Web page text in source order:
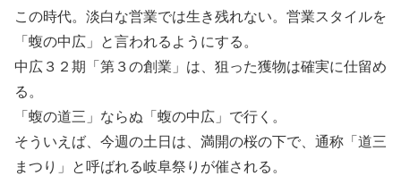
この時代。淡白な営業では生き残れない。営業スタイルを
「蝮の中広」と言われるようにする。
中広３２期「第３の創業」は、狙った獲物は確実に仕留め
る。
「蝮の道三」ならぬ「蝮の中広」で行く。
そういえば、今週の土日は、満開の桜の下で、通称「道三
まつり」と呼ばれる岐阜祭りが催される。